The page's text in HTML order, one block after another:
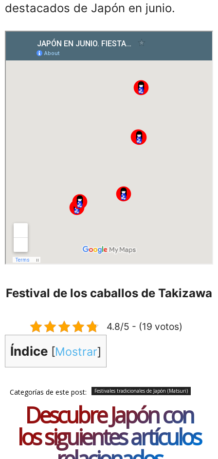
destacados de Japón en junio.
Festival de los caballos de Takizawa
4.8/5 - (19 votos)
Índice [Mostrar]
Categorías de este post: Festivales tradicionales de Japón (Matsuri)
Descubre Japón con
los siguientes artículos